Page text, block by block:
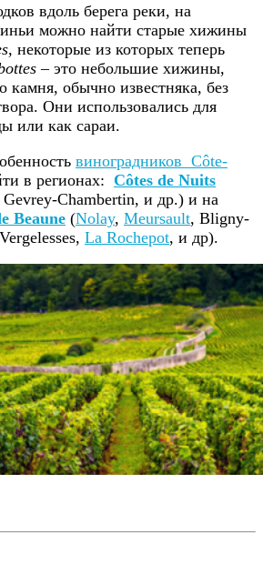
вдоль берега реки, на
можно найти старые хижины
некоторые из которых теперь
–это небольшие хижины,
камня, обычно известняка, без
Они использовались для
или как сараи.
виноградников Côte-
в регионах: Côtes de Nuits
Chambertin, и др.) и на
Beaune (Nolay, Meursault, Bligny-
La Rochepot, и др).